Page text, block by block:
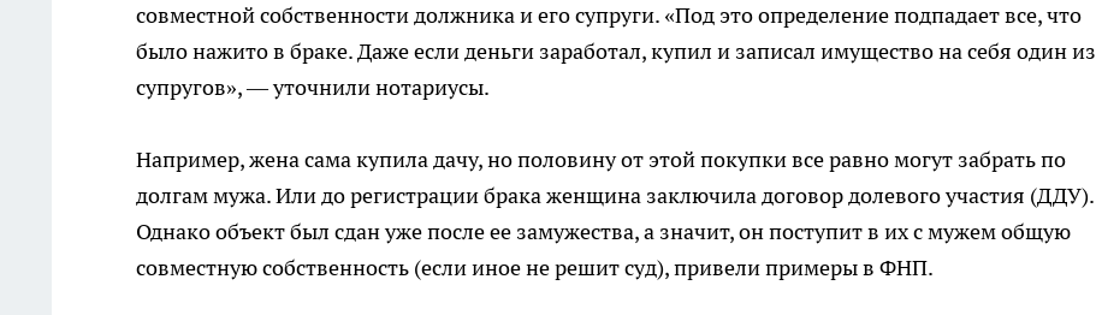
совместной собственности должника и его супруги. «Под это определение подпадает все, что
было нажито в браке. Даже если деньги заработал, купил и записал имущество на себя один из
супругов», — уточнили нотариусы.
Например, жена сама купила дачу, но половину от этой покупки все равно могут забрать по
долгам мужа. Или до регистрации брака женщина заключила договор долевого участия (ДДУ).
Однако объект был сдан уже после ее замужества, а значит, он поступит в их с мужем общую
совместную собственность (если иное не решит суд), привели примеры в ФНП.